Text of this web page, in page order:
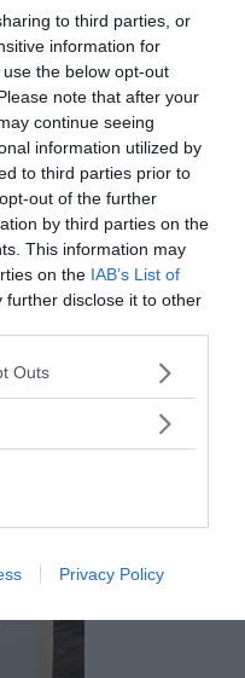
to third parties, or
information for
the below opt-out
note that after your
continue seeing
information utilized by
to third parties prior to
out of the further
by third parties on the
This information may
on the IAB’s List of
further disclose it to other
one or more Google
You may click to
in below Google
Outs
Privacy Policy